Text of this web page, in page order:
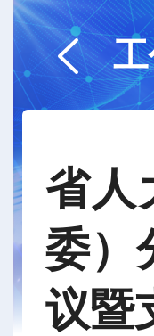
省人
委）
议暨